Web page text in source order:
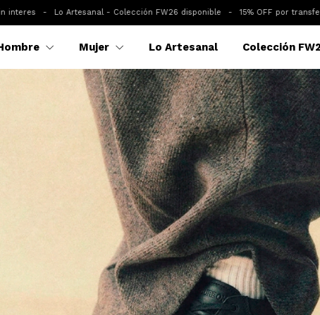
FW26 disponible - 15% OFF por transferencia - Hasta 6 cuotas
Mujer Lo Artesanal Colección